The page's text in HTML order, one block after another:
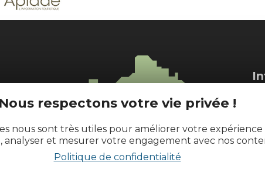
Nous respectons votre vie privée !
nous sont très utiles pour améliorer votre expérience
analyser et mesurer votre engagement avec nos
Politique de confidentialité